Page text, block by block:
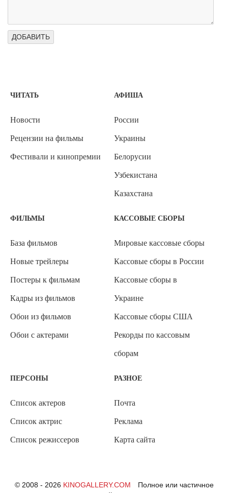
ЧИТАТЬ
Новости
Рецензии на фильмы
Фестивали и кинопремии
АФИША
России
Украины
Белорусии
Узбекистана
Казахстана
ФИЛЬМЫ
База фильмов
Новые трейлеры
Постеры к фильмам
Кадры из фильмов
Обои из фильмов
Обои с актерами
КАССОВЫЕ СБОРЫ
Мировые кассовые сборы
Кассовые сборы в России
Кассовые сборы в
Украине
Кассовые сборы США
Рекорды по кассовым
сборам
ПЕРСОНЫ
Список актеров
Список актрис
Список режиссеров
РАЗНОЕ
Почта
Реклама
Карта сайта
© 2008 - 2026 KINOGALLERY.COM
Полное или частичное